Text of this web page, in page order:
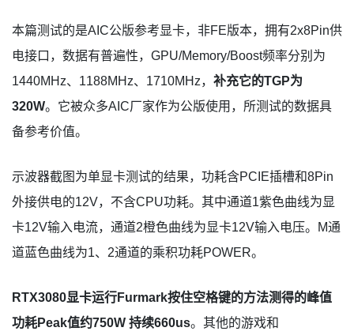
本篇测试的是AIC公版参考显卡，非FE版本，拥有2x8Pin供
电接口，数据有普遍性，GPU/Memory/Boost频率分别为
1440MHz、1188MHz、1710MHz， 补充它的TGP为
320W。它被众多AIC厂家作为公版使用，所测试的数据具
备参考价值。
示波器截图为单显卡测试的结果，功耗含PCIE插槽和8Pin
外接供电的12V，不含CPU功耗。其中通道1紫色曲线为显
卡12V输入电流，通道2橙色曲线为显卡12V输入电压。M通
道蓝色曲线为1、2通道的乘积功耗POWER。
RTX3080显卡运行Furmark按住空格键的方法测得的峰值
功耗Peak值约750W 持续660us。其他的游戏和